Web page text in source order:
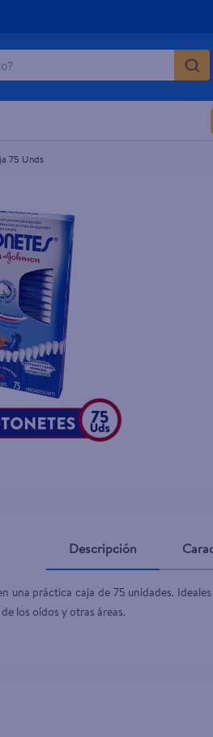
75 Unds
Descripción
una práctica caja de 75 unidades.
los oídos y otras áreas.
dove